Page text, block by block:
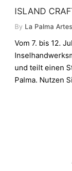
ISLAND
By La Palma
Vom 7. bis 12.
und teilt einen
Palma. Nutzen